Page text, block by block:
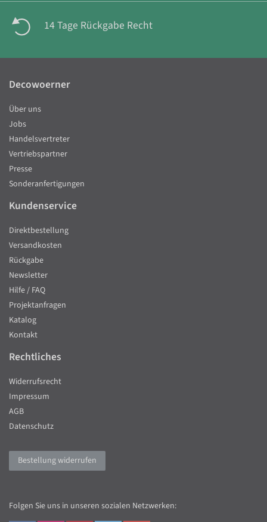
14 Tage Rückgabe Recht
Decowoerner
Über uns
Jobs
Handelsvertreter
Vertriebspartner
Presse
Sonderanfertigungen
Kundenservice
Direktbestellung
Versandkosten
Rückgabe
Newsletter
Hilfe / FAQ
Projektanfragen
Katalog
Kontakt
Rechtliches
Widerrufsrecht
Impressum
AGB
Datenschutz
Bestellung widerrufen
Folgen Sie uns in unseren sozialen Netzwerken: